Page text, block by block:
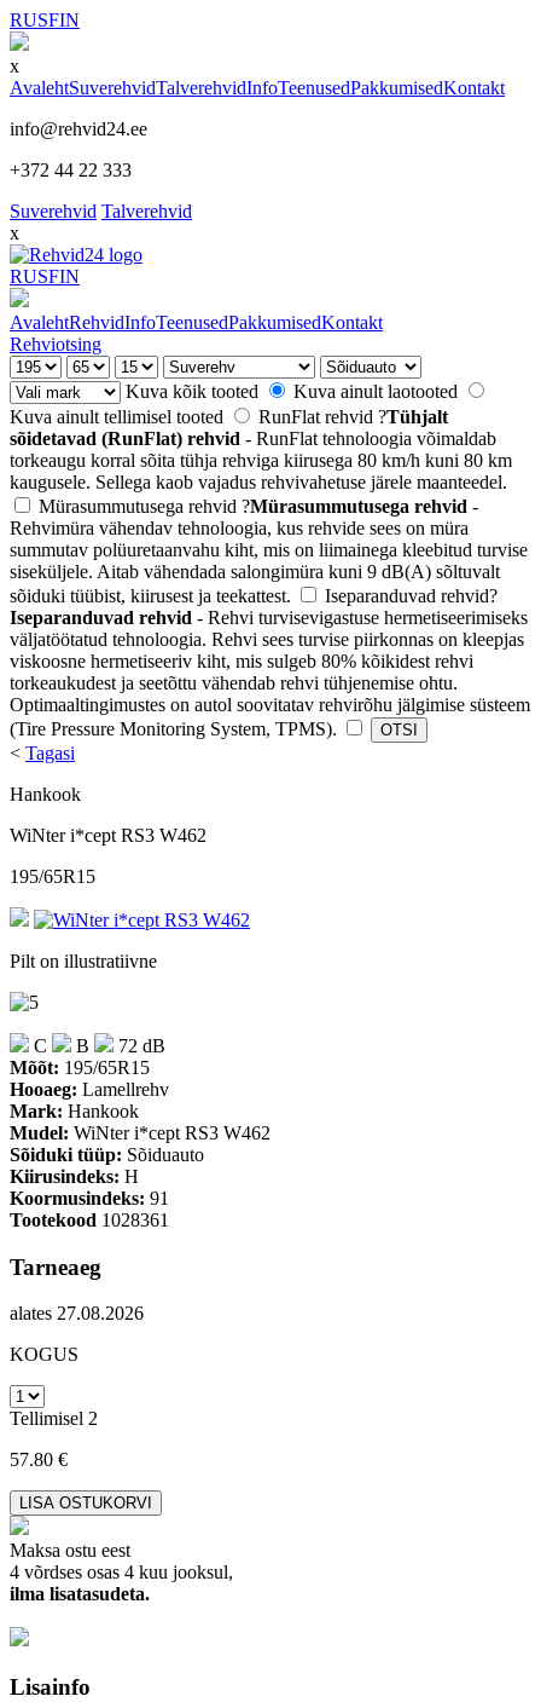
RUSFIN
x
AvalehtSuverehvidTalverehvidInfoTeenusedPakkumisedKontakt
info@rehvid24.ee
+372 44 22 333
Suverehvid Talverehvid
x
RUSFIN
AvalehtRehvidInfoTeenusedPakkumisedKontakt
Rehviotsing
Kuva kõik tooted
Kuva ainult laotooted
Kuva ainult tellimisel tooted
RunFlat rehvid ?Tühjalt
sõidetavad (RunFlat) rehvid - RunFlat tehnoloogia võimaldab
torkeaugu korral sõita tühja rehviga kiirusega 80 km/h kuni 80 km
kaugusele. Sellega kaob vajadus rehvivahetuse järele maanteedel.
Mürasummutusega rehvid ?Mürasummutusega rehvid -
Rehvimüra vähendav tehnoloogia, kus rehvide sees on müra
summutav polüuretaanvahu kiht, mis on liimainega kleebitud turvise
siseküljele. Aitab vähendada salongimüra kuni 9 dB(A) sõltuvalt
sõiduki tüübist, kiirusest ja teekattest.
Iseparanduvad rehvid?
Iseparanduvad rehvid - Rehvi turvisevigastuse hermetiseerimiseks
väljatöötatud tehnoloogia. Rehvi sees turvise piirkonnas on kleepjas
viskoosne hermetiseeriv kiht, mis sulgeb 80% kõikidest rehvi
torkeaukudest ja seetõttu vähendab rehvi tühjenemise ohtu.
Optimaaltingimustes on autol soovitatav rehvirõhu jälgimise süsteem
(Tire Pressure Monitoring System, TPMS).
< Tagasi
Hankook
WiNter i*cept RS3 W462
195/65R15
Pilt on illustratiivne
C B
72 dB
Mõõt: 195/65R15
Hooaeg: Lamellrehv
Mark: Hankook
Mudel: WiNter i*cept RS3 W462
Sõiduki tüüp: Sõiduauto
Kiirusindeks: H
Koormusindeks: 91
Tootekood 1028361
Tarneaeg
alates 27.08.2026
KOGUS
Tellimisel 2
57.80 €
Maksa ostu eest
4 võrdses osas 4 kuu jooksul,
ilma lisatasudeta.
Lisainfo